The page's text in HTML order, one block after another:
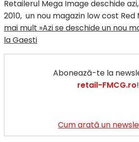
Retailerul Mega Image deschide
2010, un nou magazin low cost Red
mai mult »Azi se deschide un nou
la Gaesti
Abonează-te la
retail-FMCG.ro!
Cum arată un